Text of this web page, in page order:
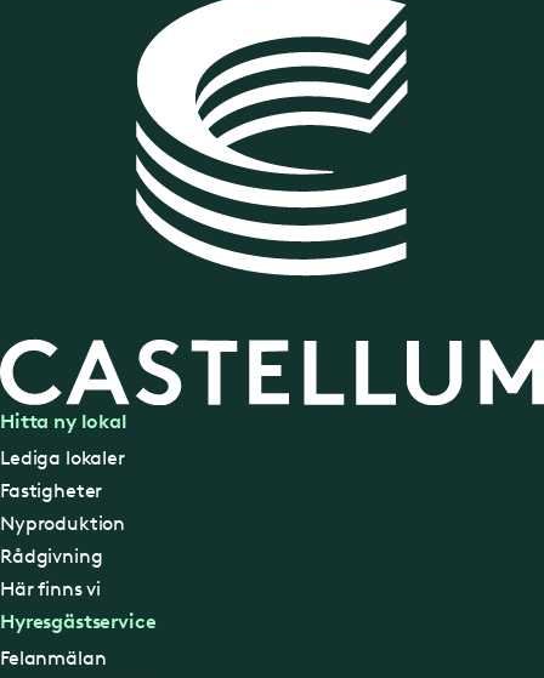
Hitta ny lokal
Lediga lokaler
Fastigheter
Nyproduktion
Rådgivning
Här finns vi
Hyresgästservice
Felanmälan